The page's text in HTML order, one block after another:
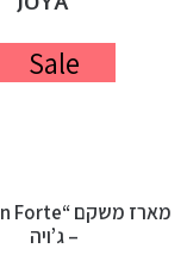
Sale
– ג’ויה